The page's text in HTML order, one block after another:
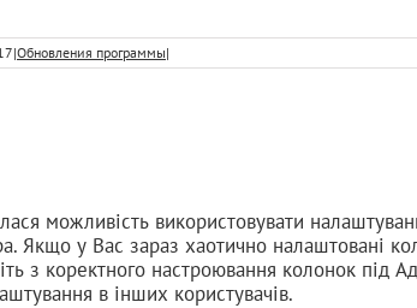
|Обновления программы|
можливість використовувати
Якщо у Вас зараз хаотично налаштовані
з коректного настроювання колонок під
в інших користувачів.